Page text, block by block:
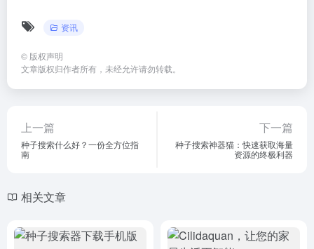
资讯
© 版权声明
文章版权归作者所有，未经允许请勿转载。
上一篇
种子搜索什么好？一份全方位指
南
下一篇
种子搜索神器猫：快速获取海量
资源的终极利器
相关文章